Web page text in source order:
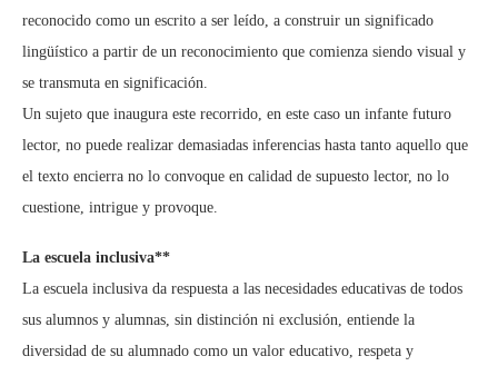
reconocido como un escrito a ser leído, a construir un significado
lingüístico a partir de un reconocimiento que comienza siendo visual y
se transmuta en significación.
Un sujeto que inaugura este recorrido, en este caso un infante futuro
lector, no puede realizar demasiadas inferencias hasta tanto aquello que
el texto encierra no lo convoque en calidad de supuesto lector, no lo
cuestione, intrigue y provoque.
La escuela inclusiva**
La escuela inclusiva da respuesta a las necesidades educativas de todos
sus alumnos y alumnas, sin distinción ni exclusión, entiende la
diversidad de su alumnado como un valor educativo, respeta y